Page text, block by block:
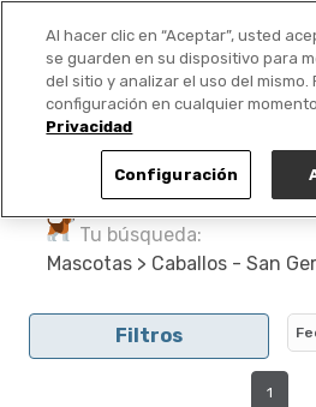
Tu búsqueda:
Mascotas > Caballos - San
Filtros
1
Al hacer clic en “Aceptar”, usted
se guarden en su dispositivo para
del sitio y analizar el uso del mismo.
configuración en cualquier
Privacidad
Configuración